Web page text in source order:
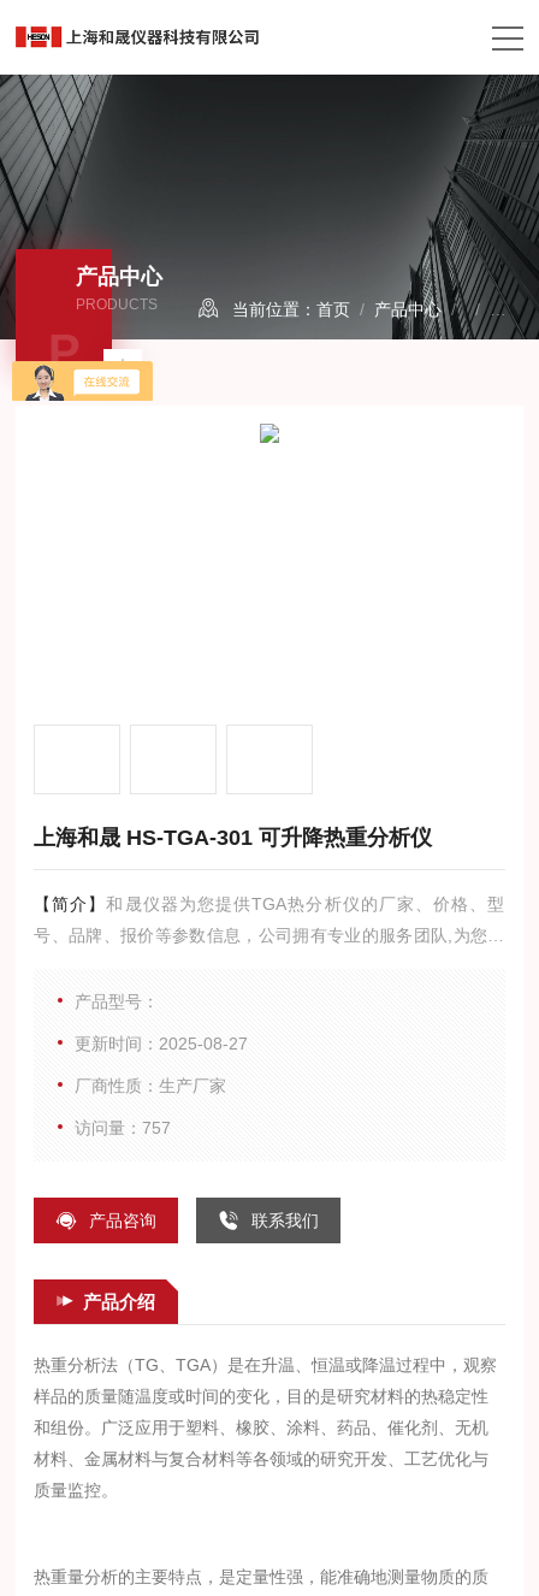
产品中心
PRODUCTS
P
当前位置：首页 / 产品中心/ /热失
上海和晟 HS-TGA-301 可升降热重分析仪
【简介】和晟仪器为您提供TGA热分析仪的厂家、价格、型
号、品牌、报价等参数信息，公司拥有专业的服务团队,为您提
产品型号：
更新时间：2025-08-27
厂商性质：生产厂家
访问量：757
产品咨询 联系我们
产品介绍
热重分析法（TG、TGA）是在升温、恒温或降温过程中，观察
样品的质量随温度或时间的变化，目的是研究材料的热稳定性
和组份。广泛应用于塑料、橡胶、涂料、药品、催化剂、无机
材料、金属材料与复合材料等各领域的研究开发、工艺优化与
质量监控。
热重量分析的主要特点，是定量性强，能准确地测量物质的质